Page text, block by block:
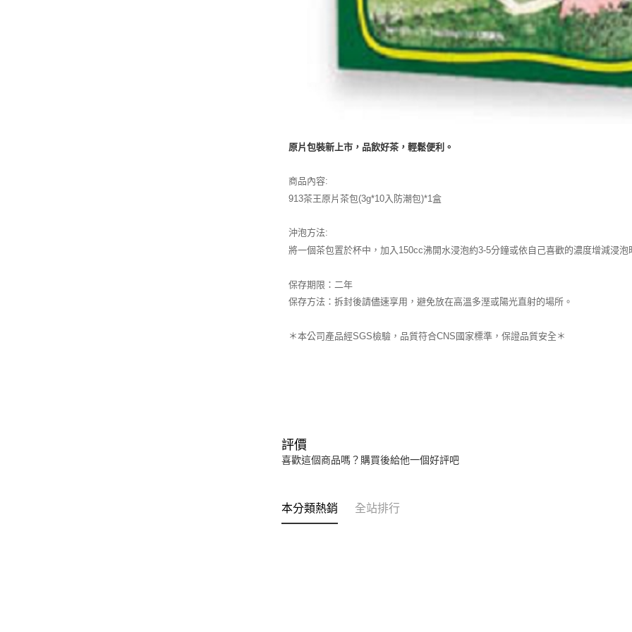
原片包裝新上市，品飲好茶，輕鬆便利。
商品內容:
913茶王原片茶包(3g*10入防潮包)*1盒
沖泡方法:
將一個茶包置於杯中，加入150cc沸開水浸泡約3-5分鐘或依自己喜歡的濃度增減浸泡
保存期限：二年
保存方法：拆封後請儘速享用，避免放在高溫多溼或陽光直射的場所。
＊本公司產品經SGS檢驗，品質符合CNS國家標準，保證品質安全＊
評價
喜歡這個商品嗎？購買後給他一個好評吧
本分類熱銷 全站排行